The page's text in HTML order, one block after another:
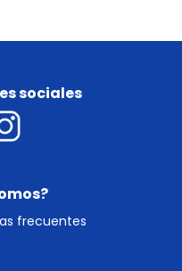
frecuentes
sociales